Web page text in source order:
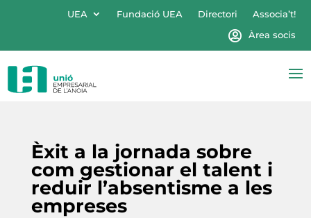
UEA Fundació UEA Directori
Associa’t!
Àrea socis
Èxit a la jornada sobre
com gestionar el talent i
reduir l’absentisme a les
empreses